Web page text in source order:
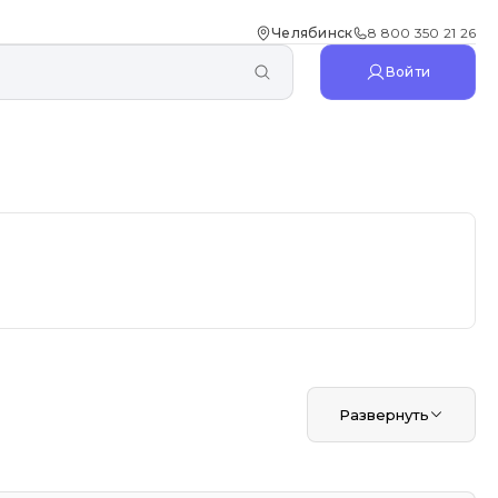
Челябинск 8 800 350 21 26
Войти
Развернуть